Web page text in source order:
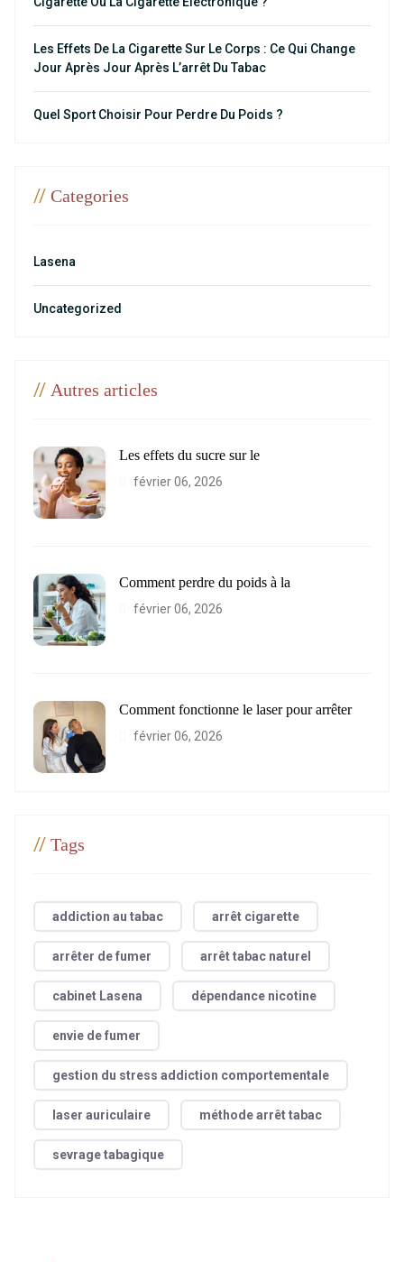
Les Effets De La Cigarette Sur Le Corps : Ce Qui Change
Jour Après Jour Après L’arrêt Du Tabac
Quel Sport Choisir Pour Perdre Du Poids ?
// Categories
Lasena
Uncategorized
// Autres articles
Les effets du sucre sur le
février 06, 2026
Comment perdre du poids à la
février 06, 2026
Comment fonctionne le laser pour arrêter
février 06, 2026
// Tags
addiction au tabac arrêt cigarette
arrêter de fumer arrêt tabac naturel
cabinet Lasena dépendance nicotine
envie de fumer
gestion du stress addiction comportementale
laser auriculaire méthode arrêt tabac
sevrage tabagique